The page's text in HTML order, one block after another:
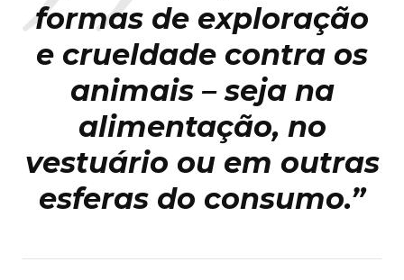
formas de exploração
e crueldade contra os
animais – seja na
alimentação, no
vestuário ou em outras
esferas do consumo.”